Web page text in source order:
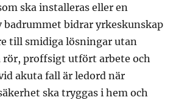
ska installeras eller en
badrummet bidrar yrkeskunskap
till smidiga lösningar utan
rör, proffsigt utfört arbete och
akuta fall är ledord när
ska tryggas i hem och